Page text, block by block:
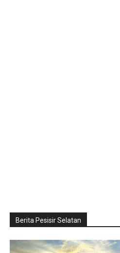
Berita Pesisir Selatan